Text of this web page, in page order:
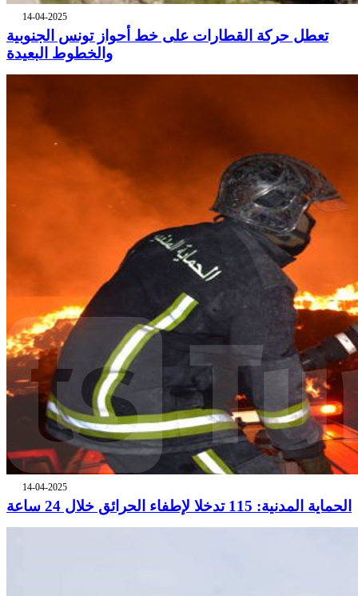
14-04-2025
تعطل حركة القطارات على خط أحواز تونس الجنوبية
والخطوط البعيدة
14-04-2025
الحماية المدنية: 115 تدخلا لإطفاء الحرائق خلال 24 ساعة